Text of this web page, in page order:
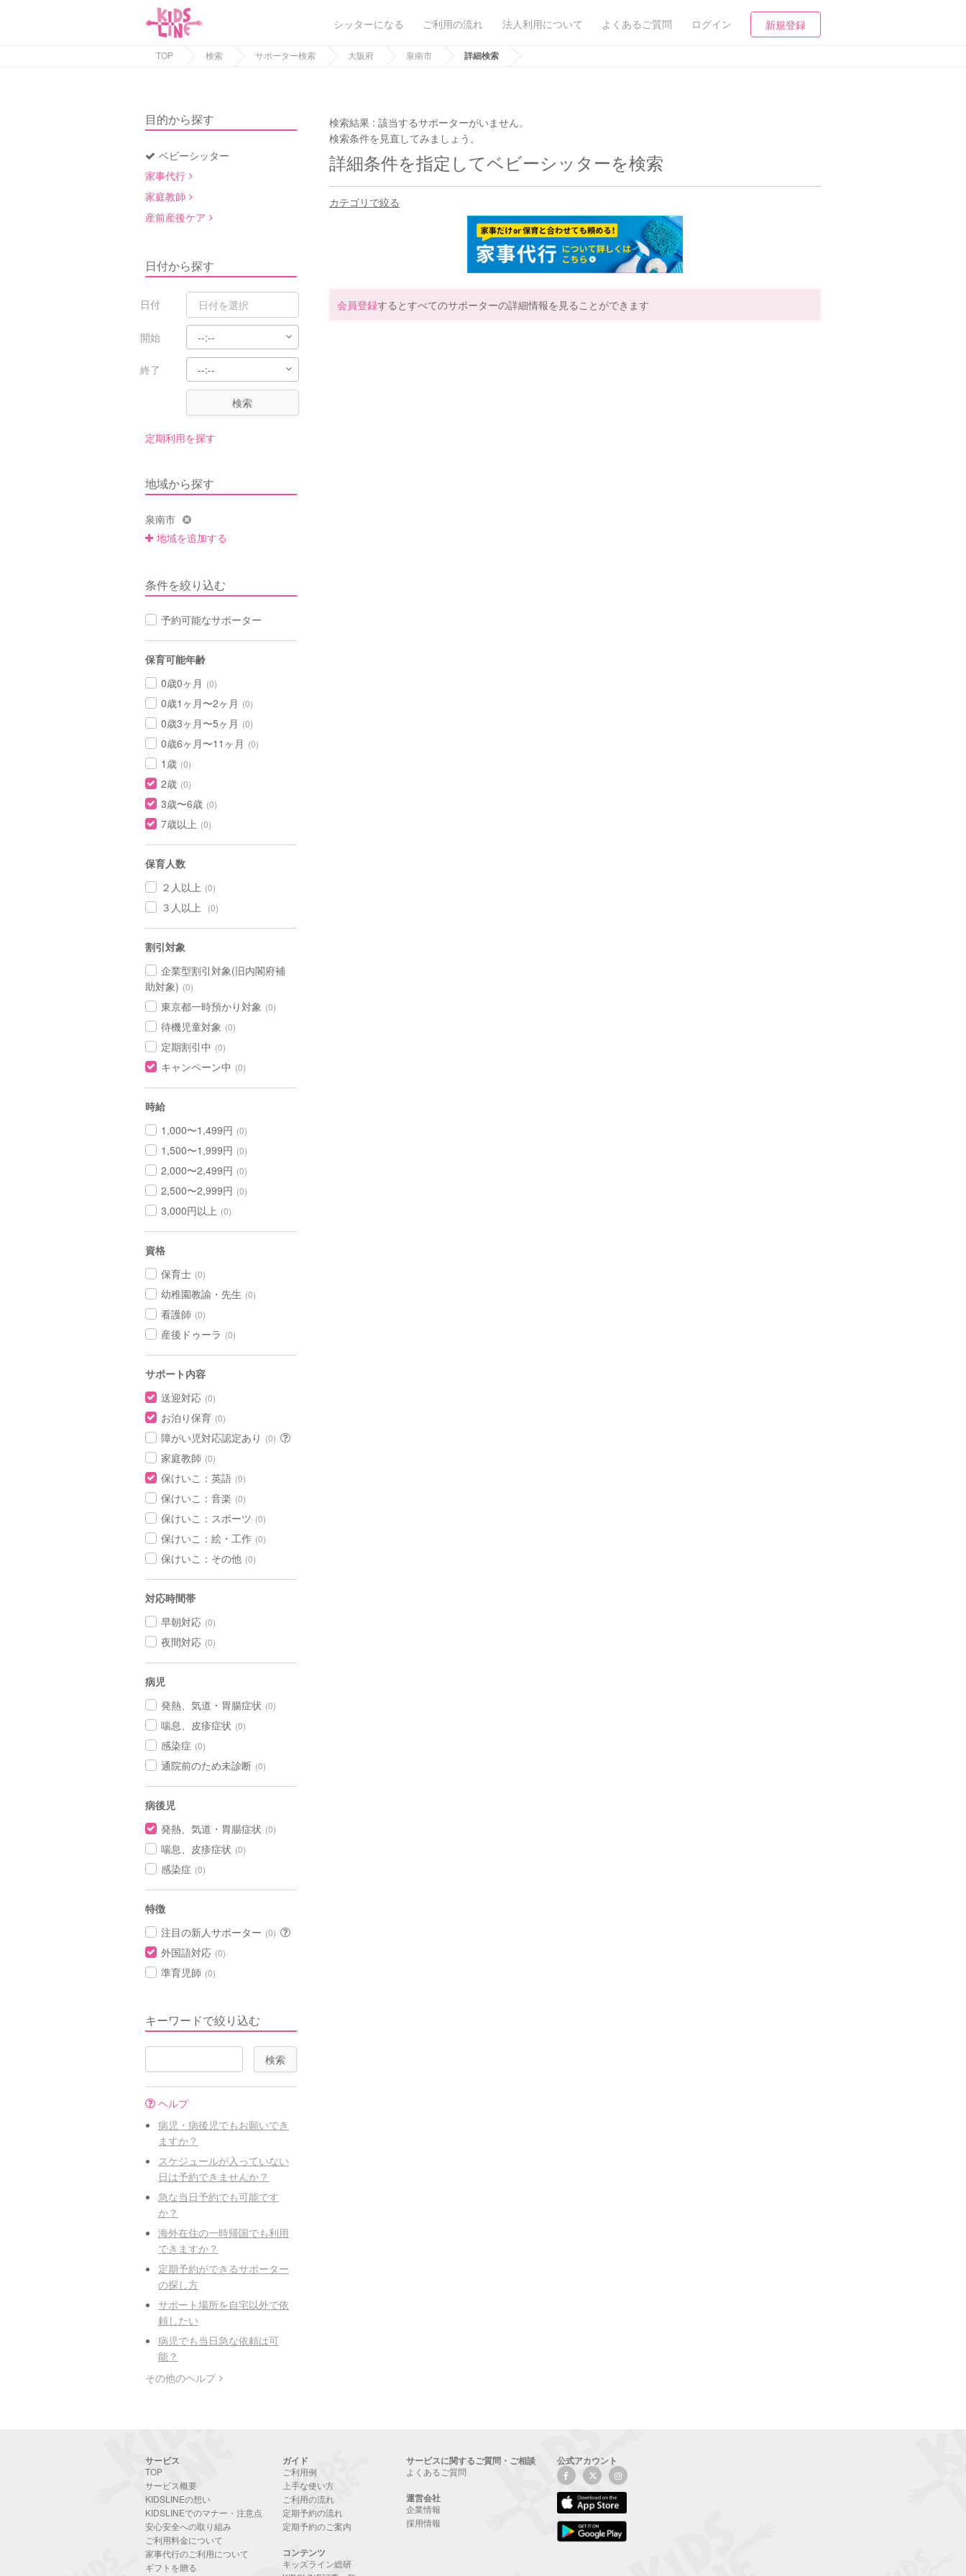
シッターになる ご利用の流れ 法人利用について よくあるご質問 ログイン 新規登録
TOP 検索 サポーター検索 大阪府 泉南市 詳細検索
目的から探す
ベビーシッター
家事代行
家庭教師
産前産後ケア
日付から探す
日付
開始
終了
検索
定期利用を探す
地域から探す
泉南市
地域を追加する
条件を絞り込む
予約可能なサポーター
保育可能年齢
0歳0ヶ月 (0)
0歳1ヶ月〜2ヶ月 (0)
0歳3ヶ月〜5ヶ月 (0)
0歳6ヶ月〜11ヶ月 (0)
1歳 (0)
2歳 (0)
3歳〜6歳 (0)
7歳以上 (0)
保育人数
２人以上 (0)
３人以上 (0)
割引対象
企業型割引対象(旧内閣府補
助対象) (0)
東京都一時預かり対象 (0)
待機児童対象 (0)
定期割引中 (0)
キャンペーン中 (0)
時給
1,000〜1,499円 (0)
1,500〜1,999円 (0)
2,000〜2,499円 (0)
2,500〜2,999円 (0)
3,000円以上 (0)
資格
保育士 (0)
幼稚園教諭・先生 (0)
看護師 (0)
産後ドゥーラ (0)
サポート内容
送迎対応 (0)
お泊り保育 (0)
障がい児対応認定あり (0)
家庭教師 (0)
保けいこ：英語 (0)
保けいこ：音楽 (0)
保けいこ：スポーツ (0)
保けいこ：絵・工作 (0)
保けいこ：その他 (0)
対応時間帯
早朝対応 (0)
夜間対応 (0)
病児
発熱、気道・胃腸症状 (0)
喘息、皮疹症状 (0)
感染症 (0)
通院前のため未診断 (0)
病後児
発熱、気道・胃腸症状 (0)
喘息、皮疹症状 (0)
感染症 (0)
特徴
注目の新人サポーター (0)
外国語対応 (0)
準育児師 (0)
キーワードで絞り込む
ヘルプ
病児・病後児でもお願いでき
ますか？
スケジュールが入っていない
日は予約できませんか？
急な当日予約でも可能です
か？
海外在住の一時帰国でも利用
できますか？
定期予約ができるサポーター
の探し方
サポート場所を自宅以外で依
頼したい
病児でも当日急な依頼は可
能？
その他のヘルプ
検索結果 :該当するサポーターがいません。
検索条件を見直してみましょう。
詳細条件を指定してベビーシッターを検索
カテゴリで絞る
会員登録するとすべてのサポーターの詳細情報を見ることができます
サービス
TOP
サービス概要
KIDSLINEの想い
KIDSLINEでのマナー・注意点
安心安全への取り組み
ご利用料金について
家事代行のご利用について
ギフトを贈る
ガイド
ご利用例
上手な使い方
ご利用の流れ
定期予約の流れ
定期予約のご案内
コンテンツ
キッズライン総研
サービスに関するご質問・ご相談
よくあるご質問
運営会社
企業情報
採用情報
公式アカウント